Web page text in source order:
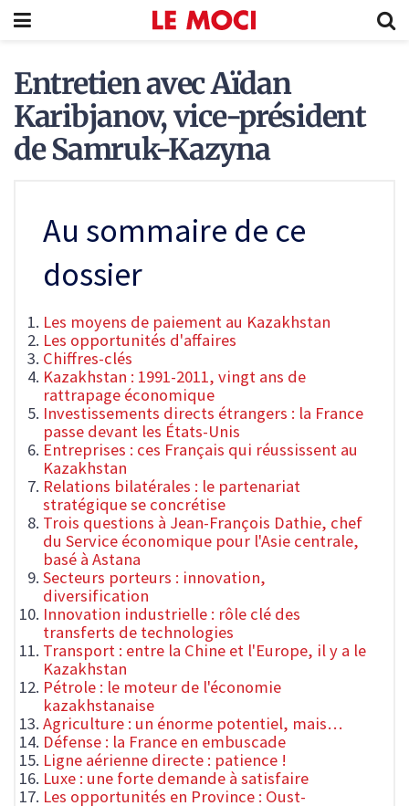
Entretien avec Aïdan
Karibjanov, vice-président
de Samruk-Kazyna
Au sommaire de ce
dossier
Les moyens de paiement au Kazakhstan
Les opportunités d'affaires
Chiffres-clés
Kazakhstan : 1991-2011, vingt ans de
rattrapage économique
Investissements directs étrangers : la France
passe devant les États-Unis
Entreprises : ces Français qui réussissent au
Kazakhstan
Relations bilatérales : le partenariat
stratégique se concrétise
Trois questions à Jean-François Dathie, chef
du Service économique pour l'Asie centrale,
basé à Astana
Secteurs porteurs : innovation,
diversification
Innovation industrielle : rôle clé des
transferts de technologies
Transport : entre la Chine et l'Europe, il y a le
Kazakhstan
Pétrole : le moteur de l'économie
kazakhstanaise
Agriculture : un énorme potentiel, mais…
Défense : la France en embuscade
Ligne aérienne directe : patience !
Luxe : une forte demande à satisfaire
Les opportunités en Province : Oust-